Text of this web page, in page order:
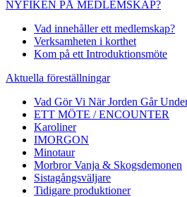
NYFIKEN PÅ MEDLEMSKAP?
Vad innehåller ett medlemskap?
Verksamheten i korthet
Kom på ett Introduktionsmöte
Aktuella föreställningar
Vad Gör Vi När Jorden Går
ETT MÖTE / ENCOUNTER
Karoliner
IMORGON
Minotaur
Morbror Vanja & Skogsdemonen
Sistagångsväljare
Tidigare produktioner